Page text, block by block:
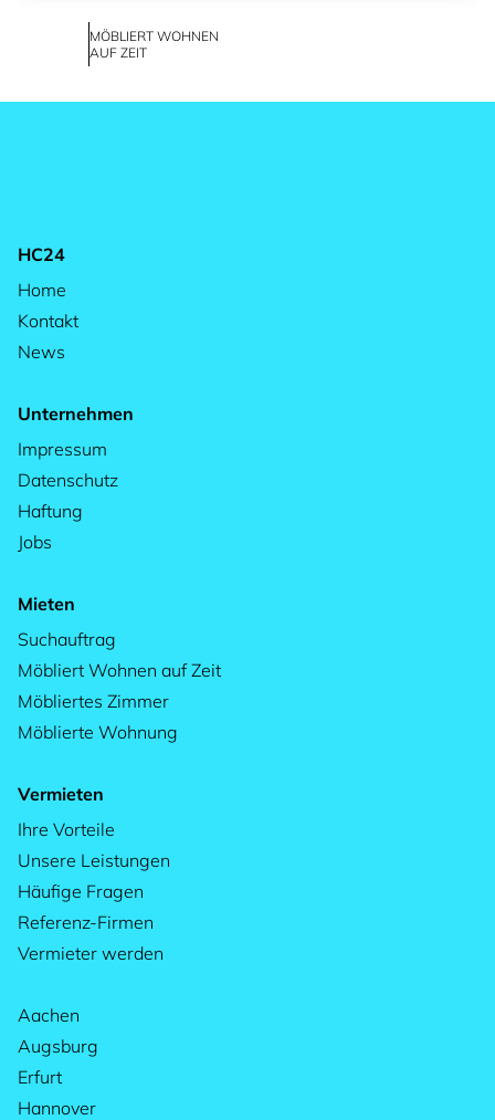
MÖBLIERT WOHNEN
AUF ZEIT
HC24
Home
Kontakt
News
Unternehmen
Impressum
Datenschutz
Haftung
Jobs
Mieten
Suchauftrag
Möbliert Wohnen auf Zeit
Möbliertes Zimmer
Möblierte Wohnung
Vermieten
Ihre Vorteile
Unsere Leistungen
Häufige Fragen
Referenz-Firmen
Vermieter werden
Aachen
Augsburg
Erfurt
Hannover